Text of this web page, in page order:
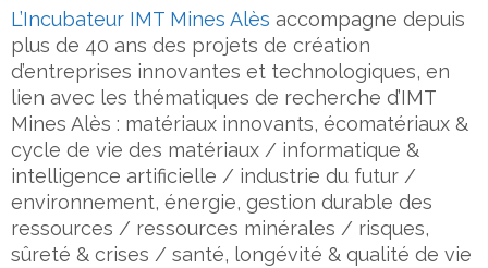
L’Incubateur IMT Mines Alès accompagne depuis
plus de 40 ans des projets de création
d’entreprises innovantes et technologiques, en
lien avec les thématiques de recherche d’IMT
Mines Alès : matériaux innovants, écomatériaux &
cycle de vie des matériaux / informatique &
intelligence artificielle / industrie du futur /
environnement, énergie, gestion durable des
ressources / ressources minérales / risques,
sûreté & crises / santé, longévité & qualité de vie